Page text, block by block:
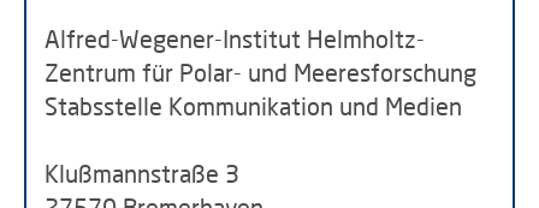
Alfred-Wegener-Institut Helmholtz-
Zentrum für Polar- und Meeresforschung
Stabsstelle Kommunikation und Medien
Klußmannstraße 3